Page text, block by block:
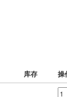
库存
操